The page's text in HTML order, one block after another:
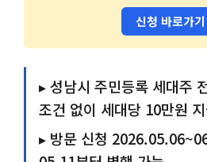
신청 바로가
▸ 성남시 주민등록 세대주
조건 없이 세대당 10만원
▸ 방문 신청